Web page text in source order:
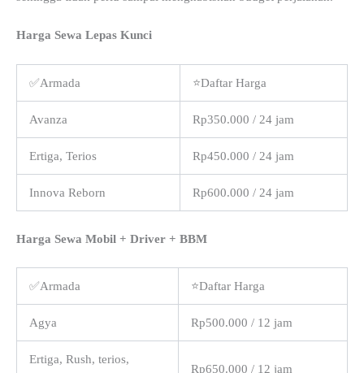
Harga Sewa Lepas Kunci
✅Armada ⭐Daftar Harga
Avanza Rp350.000 / 24 jam
Ertiga, Terios Rp450.000 / 24 jam
Innova Reborn Rp600.000 / 24 jam
Harga Sewa Mobil + Driver + BBM
✅Armada ⭐Daftar Harga
Agya Rp500.000 / 12 jam
Ertiga, Rush, terios,
Rp650.000 / 12 jam